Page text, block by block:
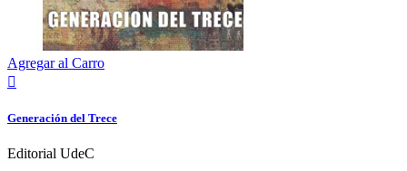
Agregar al Carro

Generación del Trece
Editorial UdeC